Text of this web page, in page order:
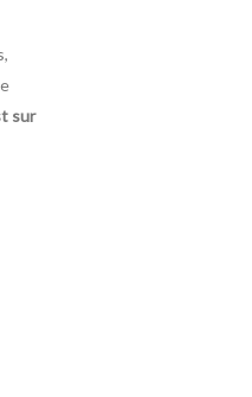
sur